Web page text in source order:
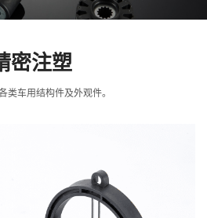
密注塑
类车用结构件及外观件。